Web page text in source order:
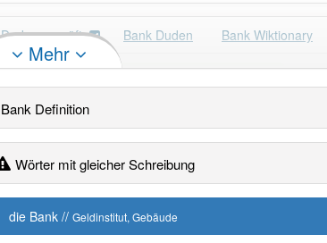
Duden geprüft: Bank Duden Bank Wiktionary
PowerIndex:12 517
80% unserer Spielapp-Nutzer haben den Artikel korrekt
Mehr
Bank Definition
Wörter mit gleicher Schreibung
die Bank // Geldinstitut, Gebäude